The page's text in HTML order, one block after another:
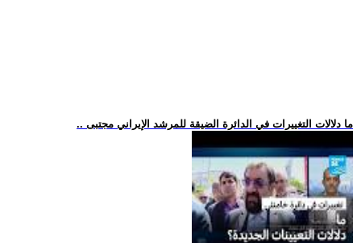
.. ما دلالات التغييرات في الدائرة الضيقة للمرشد الإيراني مجتبى